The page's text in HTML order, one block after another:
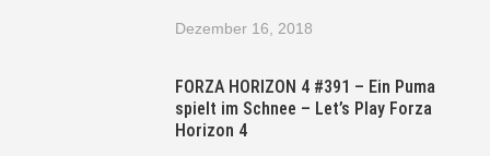
Dezember 16, 2018
FORZA HORIZON 4 #391 – Ein Puma
spielt im Schnee – Let’s Play Forza
Horizon 4